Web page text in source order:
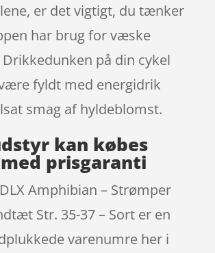
er det vigtigt, du tænker
har brug for væske
på din cykel
fyldt med energidrik
smag af hyldeblomst.
kan købes
prisgaranti
Amphibian – Strømper
Str. 35-37 – Sort er en
varenumre her i